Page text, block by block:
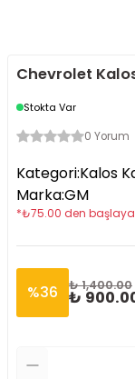
Chevrolet
Stokta Var
0 Yorum
Kategori:Kalos
Marka:GM
*₺75.00 den
%36 ₺ 1,400.00
₺